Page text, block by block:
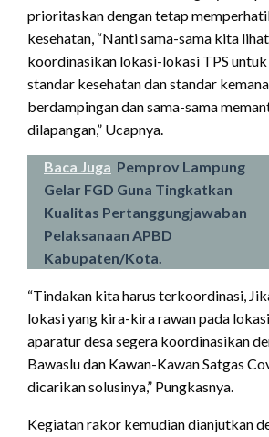
prioritaskan dengan tetap
kesehatan, “Nanti sama-sama kita
koordinasikan lokasi-lokasi TPS untuk
standar kesehatan dan standar
berdampingan dan sama-sama
dilapangan,” Ucapnya.
Baca Juga Pemprov Lampung
Gelar FGD Guna Tingkatkan
Kualitas Pertanggungjawaban
Pelaksanaan APBD
Kabupaten/Kota.
“Tindakan kita harus terkoordinasi,
lokasi yang kira-kira rawan pada
aparatur desa segera koordinasikan
Bawaslu dan Kawan-Kawan Satgas
dicarikan solusinya,” Pungkasnya.
Kegiatan rakor kemudian dianjutkan